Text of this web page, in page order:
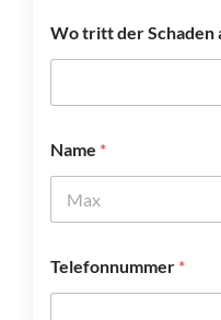
Wo tritt der Schaden
Name *
-
M
Telefonnummer *